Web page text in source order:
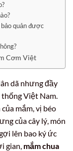
quản được
Cơm Việt
dã nhưng đầy
Việt Nam.
mắm, vị béo
của cây lý, món
lên bao ký ức
gian, mắm chua